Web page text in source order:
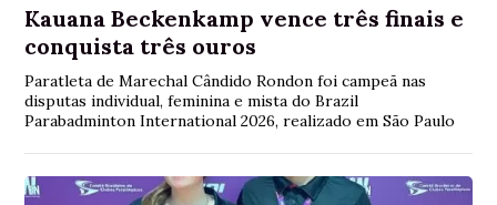
Kauana Beckenkamp vence três finais e
conquista três ouros
Paratleta de Marechal Cândido Rondon foi campeã nas
disputas individual, feminina e mista do Brazil
Parabadminton International 2026, realizado em São Paulo